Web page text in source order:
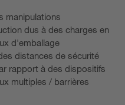
manipulations
dus à des charges en
d'emballage
distances de sécurité
rapport à des dispositifs
multiples / barrières